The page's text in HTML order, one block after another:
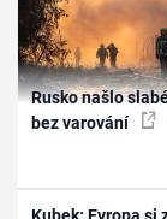
Rusko našlo
bez varování
Kubek: Evropa si